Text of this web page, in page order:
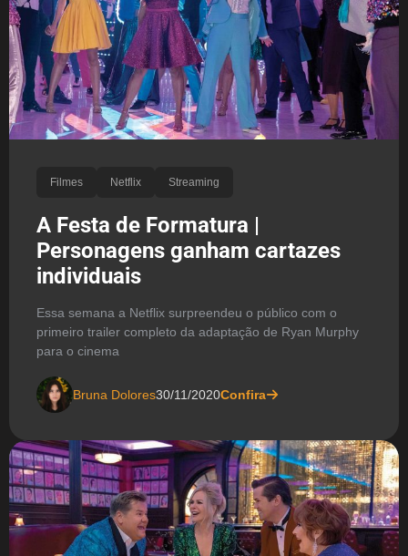
Filmes Netflix Streaming
A Festa de Formatura |
Personagens ganham cartazes
individuais
Essa semana a Netflix surpreendeu o público com o
primeiro trailer completo da adaptação de Ryan Murphy
para o cinema
Bruna Dolores30/11/2020Confira